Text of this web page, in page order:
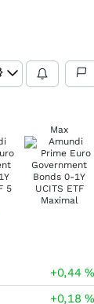
Max
+0,44%
+0,18%